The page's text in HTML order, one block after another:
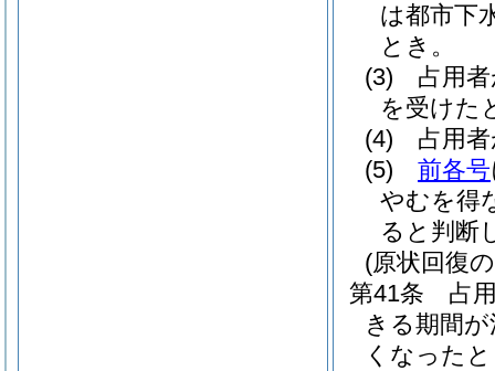
は都市下
とき。
(3)
占用
を受けた
(4)
占用
(5)
前各号
やむを得
ると判断
(原状回復
第41条
占
きる期間
くなった